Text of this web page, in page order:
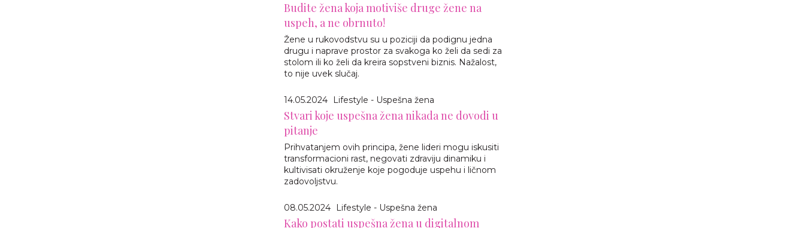
Budite žena koja motiviše druge žene na
uspeh, a ne obrnuto!
Žene u rukovodstvu su u poziciji da podignu jedna
drugu i naprave prostor za svakoga ko želi da sedi za
stolom ili ko želi da kreira sopstveni biznis. Nažalost,
to nije uvek slučaj.
14.05.2024 Lifestyle - Uspešna žena
Stvari koje uspešna žena nikada ne dovodi u
pitanje
Prihvatanjem ovih principa, žene lideri mogu iskusiti
transformacioni rast, negovati zdraviju dinamiku i
kultivisati okruženje koje pogoduje uspehu i ličnom
zadovoljstvu.
08.05.2024 Lifestyle - Uspešna žena
Kako postati uspešna žena u digitalnom